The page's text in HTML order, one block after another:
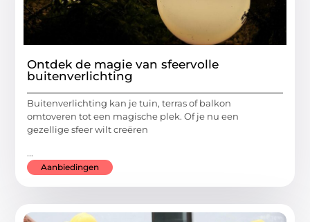
Ontdek de magie van sfeervolle
buitenverlichting
Buitenverlichting kan je tuin, terras of balkon
omtoveren tot een magische plek. Of je nu een
gezellige sfeer wilt creëren
...
Aanbiedingen